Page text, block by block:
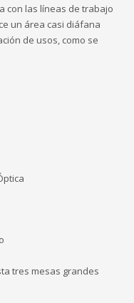
con las líneas de trabajo
un área casi diáfana
de usos, como se
tres mesas grandes